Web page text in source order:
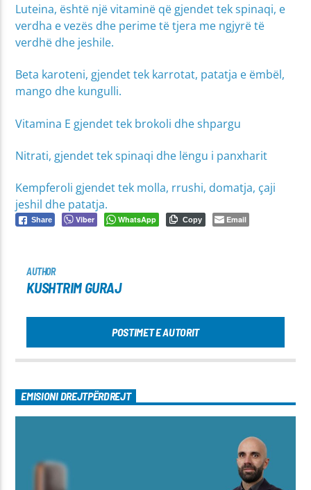
Luteina, është një vitaminë që gjendet tek spinaqi, e
verdha e vezës dhe perime të tjera me ngjyrë të
verdhë dhe jeshile.
Beta karoteni, gjendet tek karrotat, patatja e ëmbël,
mango dhe kungulli.
Vitamina E gjendet tek brokoli dhe shpargu
Nitrati, gjendet tek spinaqi dhe lëngu i panxharit
Kempferoli gjendet tek molla, rrushi, domatja, çaji
jeshil dhe patatja.
Share Viber WhatsApp Copy Email
AUTHOR
KUSHTRIM GURAJ
POSTIMET E AUTORIT
EMISIONI DREJTPËRDREJT